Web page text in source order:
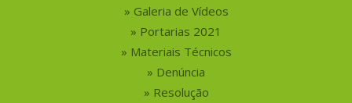
Galeria de Vídeos
Portarias 2021
Materiais Técnicos
Denúncia
Resolução